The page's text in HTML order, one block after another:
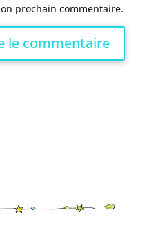
prochain commentaire.
le commentaire